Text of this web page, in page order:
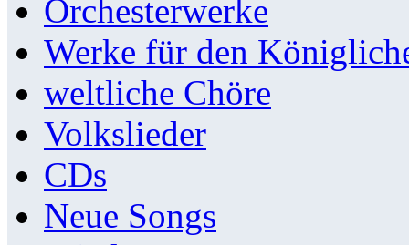
Orchesterwerke
Werke für den
weltliche Chöre
Volkslieder
CDs
Neue Songs